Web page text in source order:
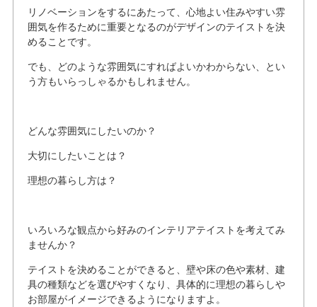
リノベーションをするにあたって、心地よい住みやすい雰
囲気を作るために重要となるのがデザインのテイストを決
めることです。
でも、どのような雰囲気にすればよいかわからない、とい
う方もいらっしゃるかもしれません。
どんな雰囲気にしたいのか？
大切にしたいことは？
理想の暮らし方は？
いろいろな観点から好みのインテリアテイストを考えてみ
ませんか？
テイストを決めることができると、壁や床の色や素材、建
具の種類などを選びやすくなり、具体的に理想の暮らしや
お部屋がイメージできるようになりますよ。